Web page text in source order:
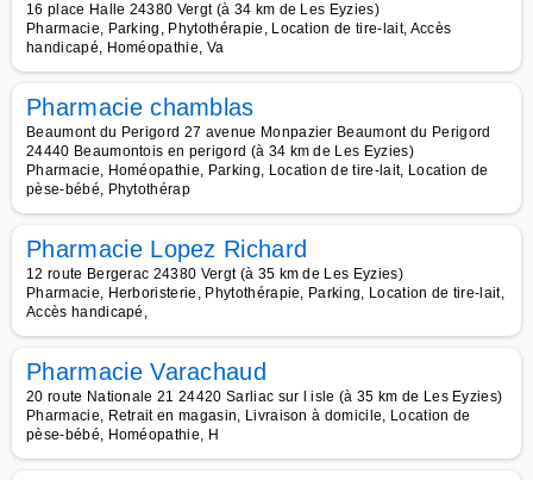
16 place Halle 24380 Vergt (à 34 km de Les Eyzies)
Pharmacie, Parking, Phytothérapie, Location de tire-lait, Accès
handicapé, Homéopathie, Va
Pharmacie chamblas
Beaumont du Perigord 27 avenue Monpazier Beaumont du Perigord
24440 Beaumontois en perigord (à 34 km de Les Eyzies)
Pharmacie, Homéopathie, Parking, Location de tire-lait, Location de
pèse-bébé, Phytothérap
Pharmacie Lopez Richard
12 route Bergerac 24380 Vergt (à 35 km de Les Eyzies)
Pharmacie, Herboristerie, Phytothérapie, Parking, Location de tire-lait,
Accès handicapé,
Pharmacie Varachaud
20 route Nationale 21 24420 Sarliac sur l isle (à 35 km de Les Eyzies)
Pharmacie, Retrait en magasin, Livraison à domicile, Location de
pèse-bébé, Homéopathie, H